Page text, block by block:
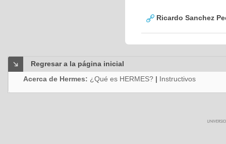
Ricardo Sanchez
Regresar a la página inicial
Acerca de Hermes: ¿Qué es HERMES? | Instructivos